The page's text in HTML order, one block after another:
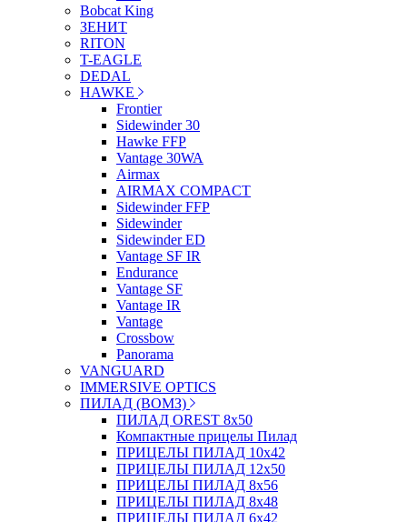
Bobcat King
ЗЕНИТ
RITON
T-EAGLE
DEDAL
HAWKE
Frontier
Sidewinder 30
Hawke FFP
Vantage 30WA
Airmax
AIRMAX COMPACT
Sidewinder FFP
Sidewinder
Sidewinder ED
Vantage SF IR
Endurance
Vantage SF
Vantage IR
Vantage
Crossbow
Panorama
VANGUARD
IMMERSIVE OPTICS
ПИЛАД (ВОМЗ)
ПИЛАД OREST 8х50
Компактные прицелы Пилад
ПРИЦЕЛЫ ПИЛАД 10х42
ПРИЦЕЛЫ ПИЛАД 12х50
ПРИЦЕЛЫ ПИЛАД 8х56
ПРИЦЕЛЫ ПИЛАД 8х48
ПРИЦЕЛЫ ПИЛАД 6х42